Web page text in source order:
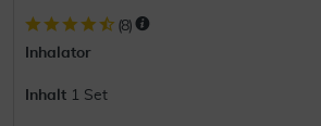
(8)
Inhalator
Inhalt 1 Set